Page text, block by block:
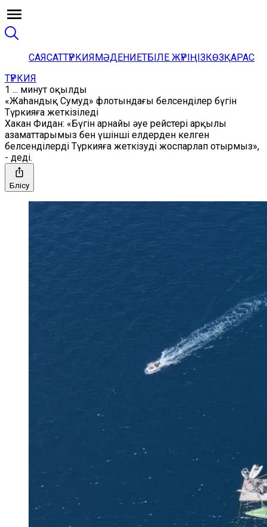
САЯСАТТҮРКИЯМӘДЕНИЕТБІЛЕ ЖҮРІҢІЗКӨЗҚАРАС
ТҮРКИЯ
1 ... минут оқылды
«Жаһандық Сумуд» флотындағы белсенділер бүгін
Түркияға жеткізіледі
Хакан Фидан: «Бүгін арнайы әуе рейстері арқылы
азаматтарымыз бен үшінші елдерден келген
белсенділерді Түркияға жеткізуді жоспарлап отырмыз»,
- деді.
Бөлісу